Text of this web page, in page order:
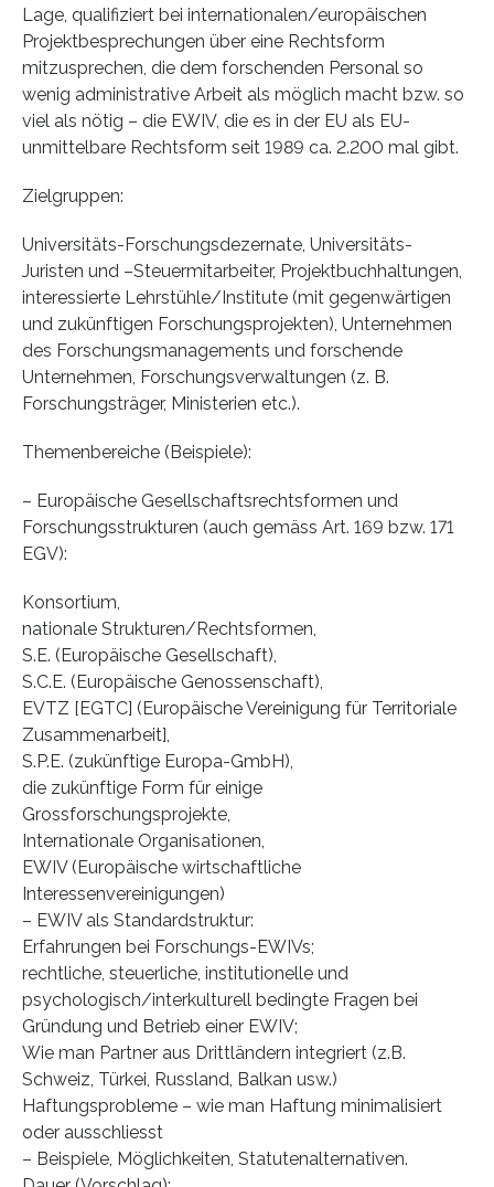
Lage, qualifiziert bei internationalen/europäischen
Projektbesprechungen über eine Rechtsform
mitzusprechen, die dem forschenden Personal so
wenig administrative Arbeit als möglich macht bzw. so
viel als nötig – die EWIV, die es in der EU als EU-
unmittelbare Rechtsform seit 1989 ca. 2.200 mal gibt.
Zielgruppen:
Universitäts-Forschungsdezernate, Universitäts-
Juristen und –Steuermitarbeiter, Projektbuchhaltungen,
interessierte Lehrstühle/Institute (mit gegenwärtigen
und zukünftigen Forschungsprojekten), Unternehmen
des Forschungsmanagements und forschende
Unternehmen, Forschungsverwaltungen (z. B.
Forschungsträger, Ministerien etc.).
Themenbereiche (Beispiele):
– Europäische Gesellschaftsrechtsformen und
Forschungsstrukturen (auch gemäss Art. 169 bzw. 171
EGV):
Konsortium,
nationale Strukturen/Rechtsformen,
S.E. (Europäische Gesellschaft),
S.C.E. (Europäische Genossenschaft),
EVTZ [EGTC] (Europäische Vereinigung für Territoriale
Zusammenarbeit],
S.P.E. (zukünftige Europa-GmbH),
die zukünftige Form für einige
Grossforschungsprojekte,
Internationale Organisationen,
EWIV (Europäische wirtschaftliche
Interessenvereinigungen)
– EWIV als Standardstruktur:
Erfahrungen bei Forschungs-EWIVs;
rechtliche, steuerliche, institutionelle und
psychologisch/interkulturell bedingte Fragen bei
Gründung und Betrieb einer EWIV;
Wie man Partner aus Drittländern integriert (z.B.
Schweiz, Türkei, Russland, Balkan usw.)
Haftungsprobleme – wie man Haftung minimalisiert
oder ausschliesst
– Beispiele, Möglichkeiten, Statutenalternativen.